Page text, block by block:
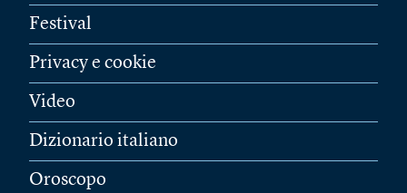
Festival
Privacy e cookie
Video
Dizionario italiano
Oroscopo